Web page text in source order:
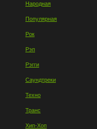
Народная
Популярная
Рок
Рэп
Рэгги
Саундтреки
Техно
Транс
Хип-Хоп